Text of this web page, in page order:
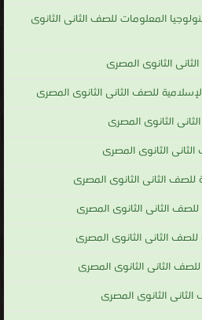
المعلومات للصف الثانى الثانوى
الثانوى المصرى
للصف الثانى الثانوى المصرى
الثانوى المصرى
الثانوى المصرى
للصف الثانى الثانوى المصرى
الثانى الثانوى المصرى
الثانى الثانوى المصرى
الثانى الثانوى المصرى
الثانوى المصرى